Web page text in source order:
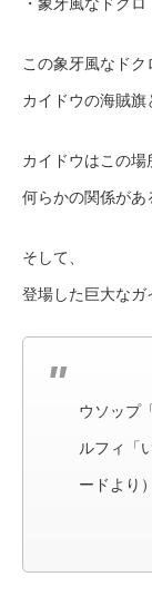
この象牙風なドク
カイドウの海賊旗
カイドウはこの場
何らかの関係があ
そして、
登場した巨大なガ
ウソップ
ルフィ「
ードより）